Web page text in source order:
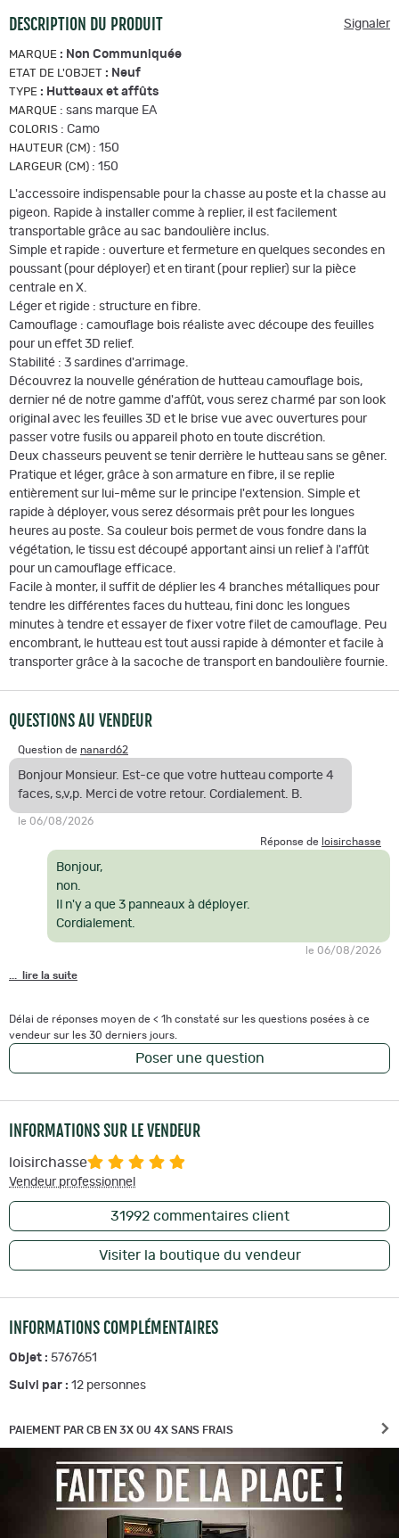
DESCRIPTION DU PRODUIT Signaler
MARQUE : Non Communiquée
ETAT DE L'OBJET : Neuf
TYPE : Hutteaux et affûts
MARQUE : sans marque EA
COLORIS : Camo
HAUTEUR (CM) : 150
LARGEUR (CM) : 150
L'accessoire indispensable pour la chasse au poste et la chasse au
pigeon. Rapide à installer comme à replier, il est facilement
transportable grâce au sac bandoulière inclus.
Simple et rapide : ouverture et fermeture en quelques secondes en
poussant (pour déployer) et en tirant (pour replier) sur la pièce
centrale en X.
Léger et rigide : structure en fibre.
Camouflage : camouflage bois réaliste avec découpe des feuilles
pour un effet 3D relief.
Stabilité : 3 sardines d'arrimage.
Découvrez la nouvelle génération de hutteau camouflage bois,
dernier né de notre gamme d'affût, vous serez charmé par son look
original avec les feuilles 3D et le brise vue avec ouvertures pour
passer votre fusils ou appareil photo en toute discrétion.
Deux chasseurs peuvent se tenir derrière le hutteau sans se gêner.
Pratique et léger, grâce à son armature en fibre, il se replie
entièrement sur lui-même sur le principe l'extension. Simple et
rapide à déployer, vous serez désormais prêt pour les longues
heures au poste. Sa couleur bois permet de vous fondre dans la
végétation, le tissu est découpé apportant ainsi un relief à l'affût
pour un camouflage efficace.
Facile à monter, il suffit de déplier les 4 branches métalliques pour
tendre les différentes faces du hutteau, fini donc les longues
minutes à tendre et essayer de fixer votre filet de camouflage. Peu
encombrant, le hutteau est tout aussi rapide à démonter et facile à
transporter grâce à la sacoche de transport en bandoulière fournie.
QUESTIONS AU VENDEUR
Question de nanard62
Bonjour Monsieur. Est-ce que votre hutteau comporte 4
faces, s,v,p. Merci de votre retour. Cordialement. B.
le 06/08/2026
Réponse de loisirchasse
Bonjour,
non.
Il n'y a que 3 panneaux à déployer.
Cordialement.
le 06/08/2026
... lire la suite
Délai de réponses moyen de < 1h constaté sur les questions posées à ce
vendeur sur les 30 derniers jours.
Poser une question
INFORMATIONS SUR LE VENDEUR
loisirchasse
Vendeur professionnel
31992commentaires client
Visiter la boutique du vendeur
INFORMATIONS COMPLÉMENTAIRES
Objet : 5767651
Suivi par : 12 personnes
PAIEMENT PAR CB EN 3X OU 4X SANS FRAIS